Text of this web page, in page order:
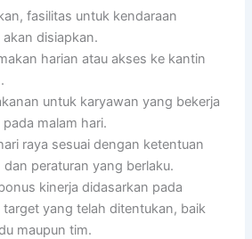
fasilitas untuk kendaraan
disiapkan.
harian atau akses ke kantin
untuk karyawan yang bekerja
malam hari.
raya sesuai dengan ketentuan
dan peraturan yang berlaku.
kinerja didasarkan pada
target yang telah ditentukan, baik
maupun tim.